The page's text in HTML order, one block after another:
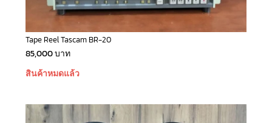
Tape Reel Tascam BR-20
85,000บาท
สินค้าหมดแล้ว